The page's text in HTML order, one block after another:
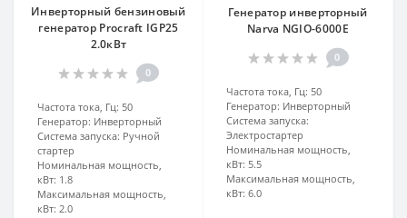
Инверторный бензиновый
генератор Procraft IGP25
2.0кВт
0
Частота тока, Гц: 50
Генератор: Инверторный
Система запуска: Ручной
стартер
Номинальная мощность,
кВт: 1.8
Максимальная мощность,
кВт: 2.0
Генератор инверторный
Narva NGIO-6000E
0
Частота тока, Гц: 50
Генератор: Инверторный
Система запуска:
Электростартер
Номинальная мощность,
кВт: 5.5
Максимальная мощность,
кВт: 6.0